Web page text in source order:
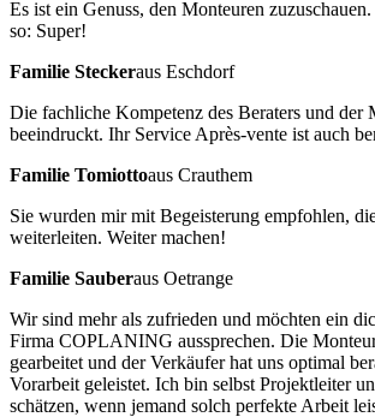
Es ist ein Genuss, den Monteuren
so: Super!
Familie Steckeraus Eschdorf
Die fachliche Kompetenz des Beraters und der
beeindruckt. Ihr Service Après-vente ist auch
Familie Tomiottoaus Crauthem
Sie wurden mir mit Begeisterung empfohlen,
weiterleiten. Weiter machen!
Familie Sauberaus Oetrange
Wir sind mehr als zufrieden und möchten ein
Firma COPLANING aussprechen. Die
gearbeitet und der Verkäufer hat uns optimal
Vorarbeit geleistet. Ich bin selbst Projektleiter
schätzen, wenn jemand solch perfekte Arbeit